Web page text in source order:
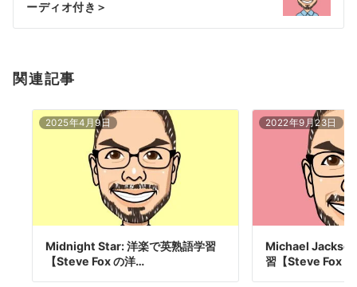
ン
ーディオ付き＞
関連記事
2025年4月9日
Midnight Star: 洋楽で英熟語学習
【Steve Fox の洋…
2022年9月23日
Michael
習【Steve Fox …